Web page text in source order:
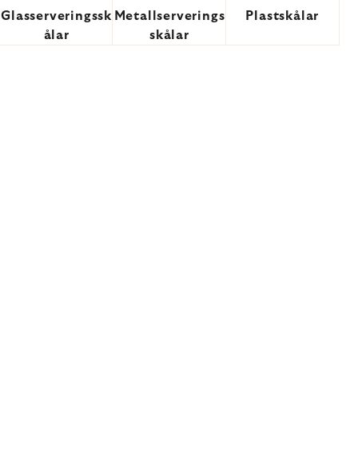
Glasserveringssk
ålar
Metallserverings
skålar
Plastskålar